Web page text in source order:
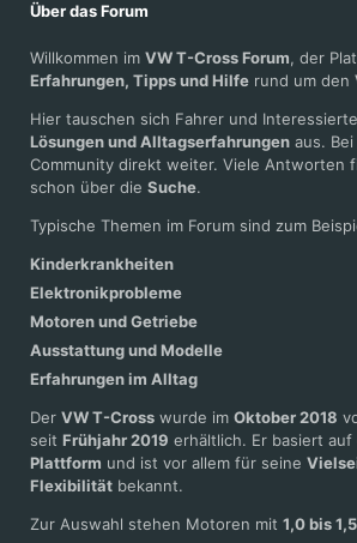
Über das Forum
Willkommen im VW T-Cross Forum, der
Erfahrungen, Tipps und Hilfe rund um den
Hier tauschen sich Fahrer und
Lösungen und Alltagserfahrungen aus.
Community direkt weiter. Viele Antworten
schon über die Suche.
Typische Themen im Forum sind zum
Kinderkrankheiten
Elektronikprobleme
Motoren und Getriebe
Ausstattung und Modelle
Erfahrungen im Alltag
Der VW T-Cross wurde im Oktober 2018
seit Frühjahr 2019 erhältlich. Er basiert auf
Plattform und ist vor allem für seine
Flexibilität bekannt.
Zur Auswahl stehen Motoren mit 1,0 bis